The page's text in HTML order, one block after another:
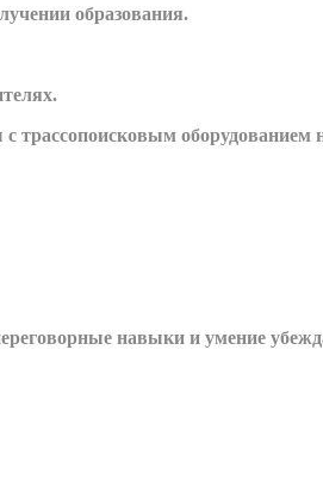
образования.
оборудованием
навыки и умение